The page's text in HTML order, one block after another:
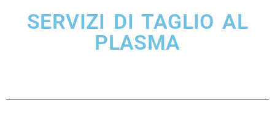
SERVIZI DI TAGLIO AL
PLASMA